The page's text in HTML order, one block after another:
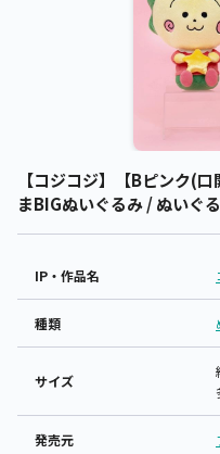
【コジコジ】【Bピンク(
まBIGぬいぐるみ / ぬいぐ
IP・作品名
種類
サイズ
発売元